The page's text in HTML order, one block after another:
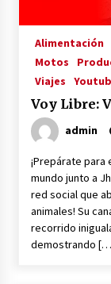
Alimentación
Motos
Viajes
Voy Libre:
admin
¡Prepárate
mundo junto a
red social que
animales! Su
recorrido
demostrando